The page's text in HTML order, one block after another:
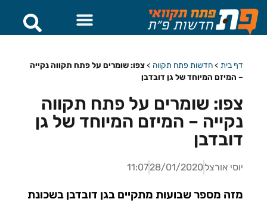
דף בית >חדשות פתח תקווה >צפו: שומרים על פתח תקווה נקייה
– המיזם המיוחד של גן דובדבן
צפו: שומרים על פתח תקווה
נקייה – המיזם המיוחד של גן
דובדבן
יוסי אורצל 28/01/2020
11:07
מזה מספר שבועות מתקיים בגן דובדבן בשכונת